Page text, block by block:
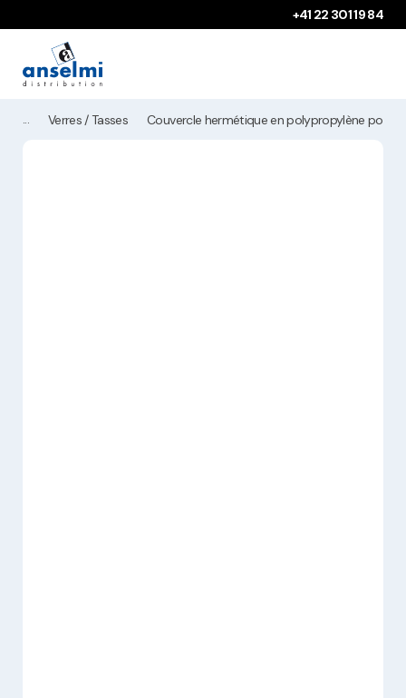
+41 22 301 19 84
Verres / Tasses Couvercle hermétique en polypropylène pour